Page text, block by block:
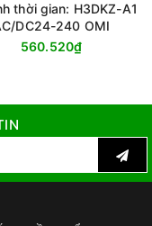
thời gian: H3DKZ-A1
DC24-240 OMI
560.520₫